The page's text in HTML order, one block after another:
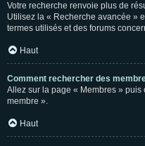
Votre recherche renvoie plus de
Utilisez la « Recherche avancée »
termes utilisés et des forums
Haut
Comment rechercher des
Allez sur la page « Membres »
membre ».
Haut